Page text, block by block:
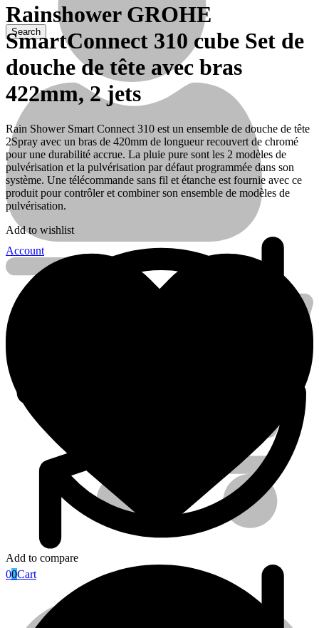
Contactez nous
Account
00Cart
Rainshower GROHE
SmartConnect 310 cube Set de
douche de tête avec bras
422mm, 2 jets
Rain Shower Smart Connect 310 est un ensemble de douche de tête
2Spray avec un bras de 420mm de longueur recouvert de chromé
pour une durabilité accrue. La pluie pure sont les 2 modèles de
pulvérisation et la pulvérisation par défaut programmée dans son
système. Une télécommande sans fil et étanche est fournie avec ce
produit pour contrôler et combiner son ensemble de modèles de
pulvérisation.
Add to wishlist
Add to compare